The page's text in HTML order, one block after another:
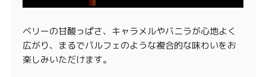
ベリーの甘酸っぱさ、キャラメルやバニラが心地よく
広がり、まるでパルフェのような複合的な味わいをお
楽しみいただけます。